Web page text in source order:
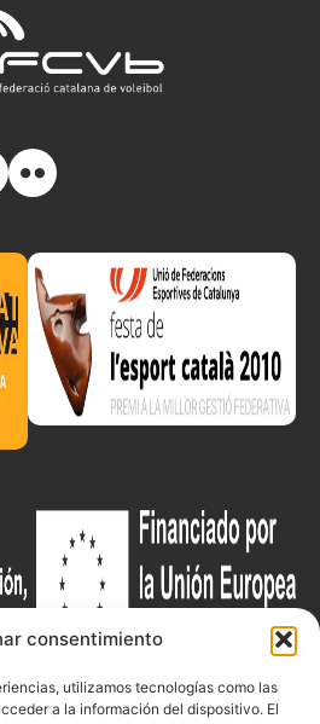
consentimiento
utilizamos tecnologías como las
a la información del dispositivo. El